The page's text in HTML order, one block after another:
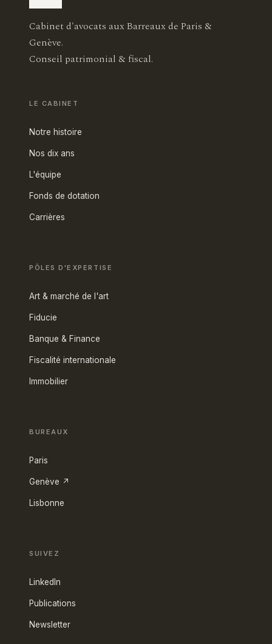
Cabinet d'avocats aux Barreaux de Paris &
Genève.
Conseil patrimonial & fiscal.
LE CABINET
Notre histoire
Nos dix ans
L'équipe
Fonds de dotation
Carrières
PÔLES D'EXPERTISE
Art & marché de l'art
Fiducie
Banque & Finance
Fiscalité internationale
Immobilier
BUREAUX
Paris
Genève ↗
Lisbonne
SUIVEZ
LinkedIn
Publications
Newsletter